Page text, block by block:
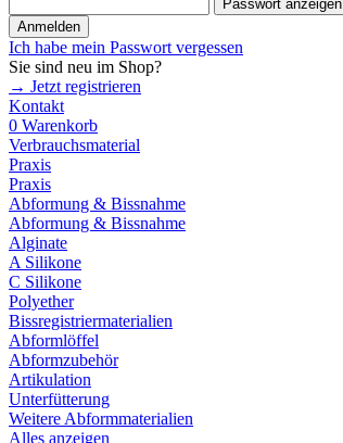
Passwort anzeigen
Anmelden
Ich habe mein Passwort vergessen
Sie sind neu im Shop?
→ Jetzt registrieren
Kontakt
0 Warenkorb
Verbrauchsmaterial
Praxis
Praxis
Abformung & Bissnahme
Abformung & Bissnahme
Alginate
A Silikone
C Silikone
Polyether
Bissregistriermaterialien
Abformlöffel
Abformzubehör
Artikulation
Unterfütterung
Weitere Abformmaterialien
Alles anzeigen